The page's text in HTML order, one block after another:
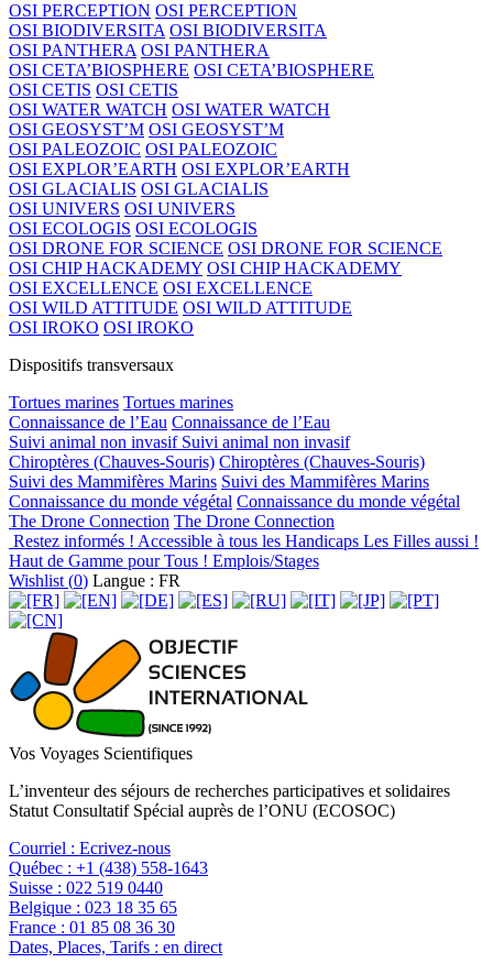
OSI PERCEPTION OSI PERCEPTION
OSI BIODIVERSITA OSI BIODIVERSITA
OSI PANTHERA OSI PANTHERA
OSI CETA’BIOSPHERE OSI CETA’BIOSPHERE
OSI CETIS OSI CETIS
OSI WATER WATCH OSI WATER WATCH
OSI GEOSYST’M OSI GEOSYST’M
OSI PALEOZOIC OSI PALEOZOIC
OSI EXPLOR’EARTH OSI EXPLOR’EARTH
OSI GLACIALIS OSI GLACIALIS
OSI UNIVERS OSI UNIVERS
OSI ECOLOGIS OSI ECOLOGIS
OSI DRONE FOR SCIENCE OSI DRONE FOR SCIENCE
OSI CHIP HACKADEMY OSI CHIP HACKADEMY
OSI EXCELLENCE OSI EXCELLENCE
OSI WILD ATTITUDE OSI WILD ATTITUDE
OSI IROKO OSI IROKO
Dispositifs transversaux
Tortues marines Tortues marines
Connaissance de l’Eau Connaissance de l’Eau
Suivi animal non invasif Suivi animal non invasif
Chiroptères (Chauves-Souris) Chiroptères (Chauves-Souris)
Suivi des Mammifères Marins Suivi des Mammifères Marins
Connaissance du monde végétal Connaissance du monde végétal
The Drone Connection The Drone Connection
Restez informés ! Accessible à tous les Handicaps Les Filles aussi !
Haut de Gamme pour Tous ! Emplois/Stages
Wishlist (0) Langue : FR
Vos Voyages Scientifiques
L’inventeur des séjours de recherches participatives et solidaires
Statut Consultatif Spécial auprès de l’ONU (ECOSOC)
Courriel : Ecrivez-nous
Québec : +1 (438) 558-1643
Suisse : 022 519 0440
Belgique : 023 18 35 65
France : 01 85 08 36 30
Dates, Places, Tarifs : en direct